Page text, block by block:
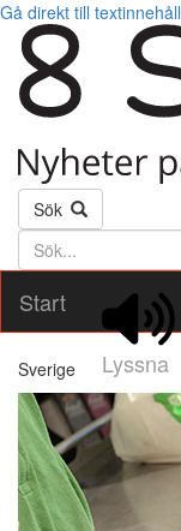
Gå direkt till textinnehåll
Sök
Söktext
Start
Lyssna
Sverige